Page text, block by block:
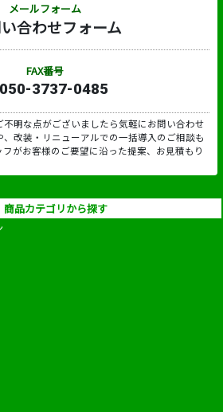
メールフォーム
合わせフォーム
FAX番号
050-3737-0485
明な点がございましたら気軽にお問い合わせ
改装・リニューアルでの一括導入のご相談も
がお客様のご要望に沿った提案、お見積もり
商品カテゴリから探す